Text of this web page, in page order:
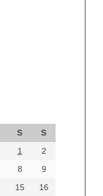
S
S
1
2
8
9
15
16